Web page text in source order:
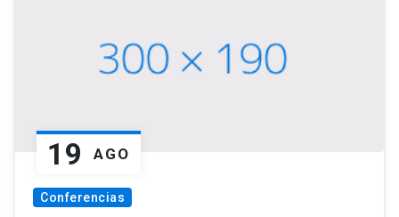
19 AGO
Conferencias